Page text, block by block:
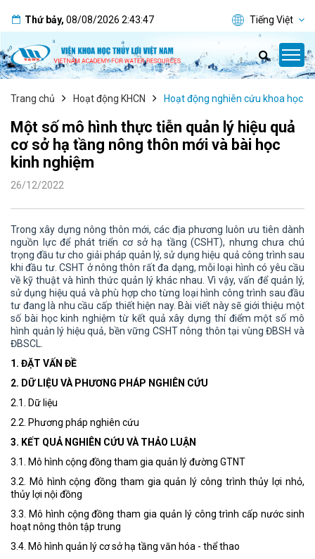
Thứ bảy, 08/08/2026 2:43:48 Tiếng Việt
Trang chủ Hoạt động KHCN Hoạt động nghiên cứu khoa học
Một số mô hình thực tiễn quản lý hiệu quả
cơ sở hạ tầng nông thôn mới và bài học
kinh nghiệm
26/12/2022
Trong xây dựng nông thôn mới, các địa phương luôn ưu tiên dành
nguồn lực để phát triển cơ sở hạ tầng (CSHT), nhưng chưa chú
trọng đầu tư cho giải pháp quản lý, sử dụng hiệu quả công trình sau
khi đầu tư. CSHT ở nông thôn rất đa dạng, mỗi loại hình có yêu cầu
về kỹ thuật và hình thức quản lý khác nhau. Vì vậy, vấn để quản lý,
sử dụng hiệu quả và phù hợp cho từng loại hình công trình sau đầu
tư đang là nhu cầu cấp thiết hiện nay. Bài viết này sẽ giới thiệu một
số bài học kinh nghiệm từ kết quả xây dựng thí điểm một số mô
hình quản lý hiệu quả, bền vững CSHT nông thôn tại vùng ĐBSH và
ĐBSCL.
1. ĐẶT VẤN ĐỀ
2. DỮ LIỆU VÀ PHƯƠNG PHÁP NGHIÊN CỨU
2.1. Dữ liệu
2.2. Phương pháp nghiên cứu
3. KẾT QUẢ NGHIÊN CỨU VÀ THẢO LUẬN
3.1. Mô hình cộng đồng tham gia quản lý đường GTNT
3.2. Mô hình cộng đồng tham gia quản lý công trình thủy lợi nhỏ,
thủy lợi nội đồng
3.3. Mô hình cộng đồng tham gia quản lý công trình cấp nước sinh
hoạt nông thôn tập trung
3.4. Mô hình quản lý cơ sở hạ tầng văn hóa - thể thao